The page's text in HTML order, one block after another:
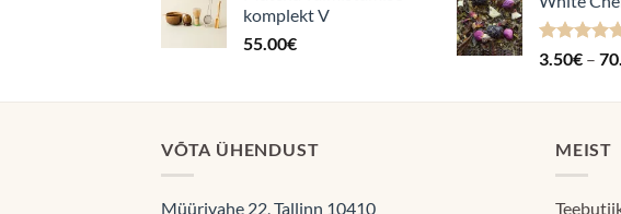
komplekt V
55.00€
3.50€ –
VÕTA ÜHENDUST
Müürivahe 22, Tallinn 10410
MEIST